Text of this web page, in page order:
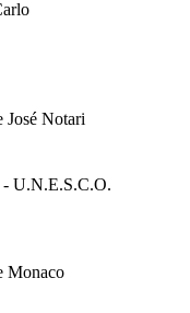
José Notari
- U.N.E.S.C.O.
Monaco